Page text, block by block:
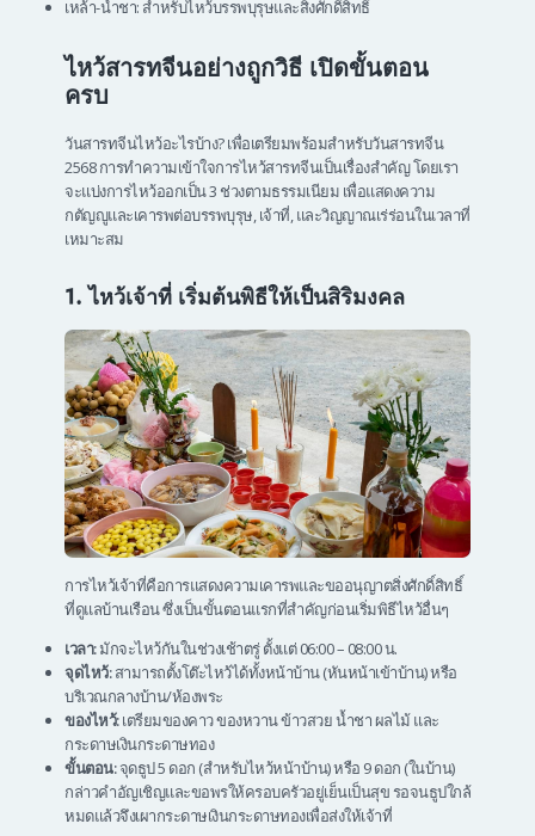
เหล้า-น้ำชา: สำหรับไหว้บรรพบุรุษและสิ่งศักดิ์สิทธิ์
ไหว้สารทจีนอย่างถูกวิธี เปิดขั้นตอน
ครบ
วันสารทจีนไหว้อะไรบ้าง? เพื่อเตรียมพร้อมสำหรับวันสารทจีน
2568 การทำความเข้าใจการไหว้สารทจีนเป็นเรื่องสำคัญ โดยเรา
จะแบ่งการไหว้ออกเป็น 3 ช่วงตามธรรมเนียม เพื่อแสดงความ
กตัญญูและเคารพต่อบรรพบุรุษ, เจ้าที่, และวิญญาณเร่ร่อนในเวลาที่
เหมาะสม
1. ไหว้เจ้าที่ เริ่มต้นพิธีให้เป็นสิริมงคล
การไหว้เจ้าที่คือการแสดงความเคารพและขออนุญาตสิ่งศักดิ์สิทธิ์
ที่ดูแลบ้านเรือน ซึ่งเป็นขั้นตอนแรกที่สำคัญก่อนเริ่มพิธีไหว้อื่นๆ
เวลา:มักจะไหว้กันในช่วงเช้าตรู่ ตั้งแต่ 06:00 – 08:00 น.
จุดไหว้:สามารถตั้งโต๊ะไหว้ได้ทั้งหน้าบ้าน (หันหน้าเข้าบ้าน) หรือ
บริเวณกลางบ้าน/ห้องพระ
ของไหว้:เตรียมของคาว ของหวาน ข้าวสวย น้ำชา ผลไม้ และ
กระดาษเงินกระดาษทอง
ขั้นตอน:จุดธูป 5 ดอก (สำหรับไหว้หน้าบ้าน) หรือ 9 ดอก (ในบ้าน)
กล่าวคำอัญเชิญและขอพรให้ครอบครัวอยู่เย็นเป็นสุข รอจนธูปใกล้
หมดแล้วจึงเผากระดาษเงินกระดาษทองเพื่อส่งให้เจ้าที่